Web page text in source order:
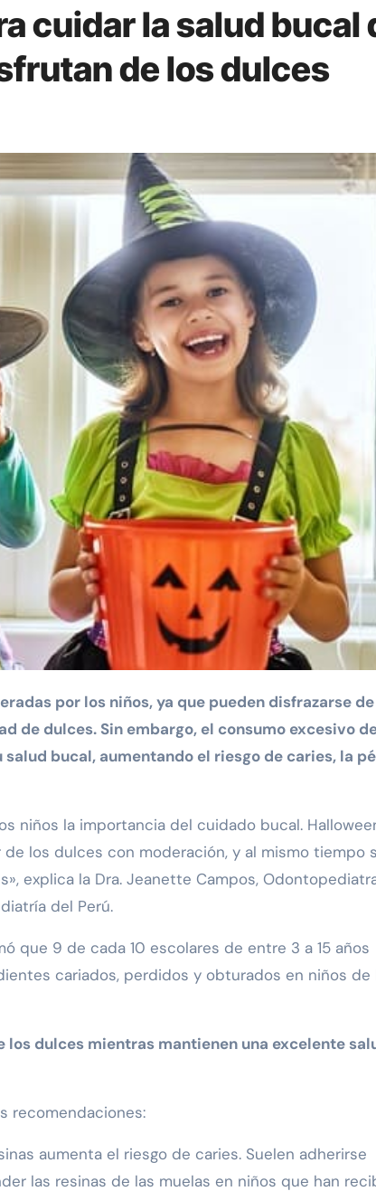
cuidar la salud bucal
de los dulces
por los niños, ya que pueden disfrazarse
de dulces. Sin embargo, el consumo excesivo
bucal, aumentando el riesgo de caries, la
niños la importancia del cuidado bucal.
los dulces con moderación, y al mismo tiempo
explica la Dra. Jeanette Campos,
del Perú.
que 9 de cada 10 escolares de entre 3 a 15 años
cariados, perdidos y obturados en niños de
dulces mientras mantienen una excelente
recomendaciones:
aumenta el riesgo de caries. Suelen adherirse
las resinas de las muelas en niños que han